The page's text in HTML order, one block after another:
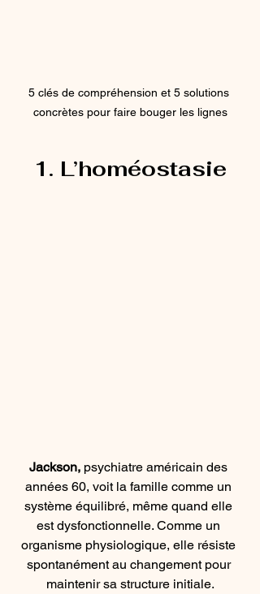
5 clés de compréhension et 5 solutions
concrètes pour faire bouger les lignes
1. L’homéostasie
Jackson, psychiatre américain des
années 60, voit la famille comme un
système équilibré, même quand elle
est dysfonctionnelle. Comme un
organisme physiologique, elle résiste
spontanément au changement pour
maintenir sa structure initiale.